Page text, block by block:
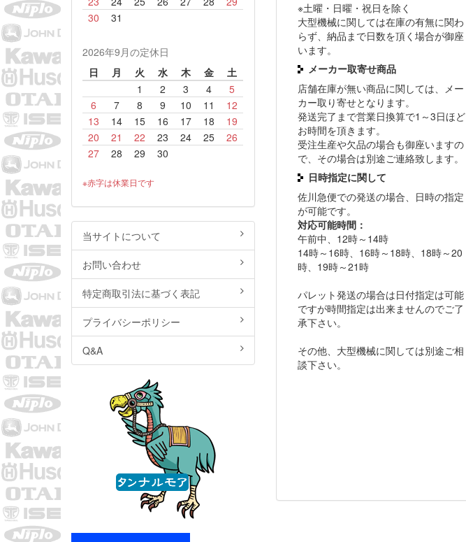
※土曜・日曜・祝日を除く
大型機械に関しては在庫の有無に関わ
らず、納品まで日数を頂く場合が御座
います。
メーカー取寄せ商品
店舗在庫が無い商品に関しては、メー
カー取り寄せとなります。
発送完了まで営業日換算で1～3日ほど
お時間を頂きます。
受注生産や欠品の場合も御座いますの
で、その場合は別途ご連絡致します。
日時指定に関して
佐川急便での発送の場合、日時の指定
が可能です。
対応可能時間：
午前中、12時～14時
14時～16時、16時～18時、18時～20
時、19時～21時
パレット発送の場合は日付指定は可能
ですが時間指定は出来ませんのでご了
承下さい。
その他、大型機械に関しては別途ご相
談下さい。
30
31
2026年9月の定休日
日
月 火 水 木 金
土
1
2 3 4
5
6
7 8 9 10 11
12
13
14 15 16 17 18
19
20
21 22 23 24 25
26
27
28 29 30
※赤字は休業日です
当サイトについて
お問い合わせ
特定商取引法に基づく表記
プライバシーポリシー
Q&A